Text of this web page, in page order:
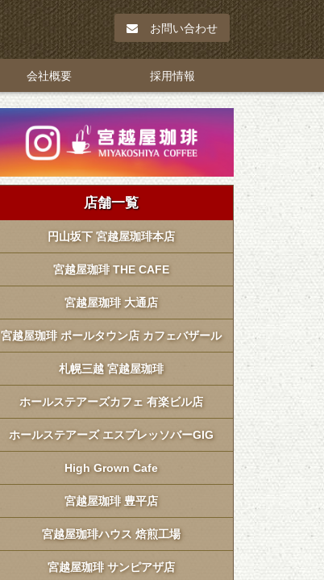
お問い合わせ
会社概要 採用情報
店舗一覧
円山坂下 宮越屋珈琲本店
宮越屋珈琲 THE CAFE
宮越屋珈琲 大通店
宮越屋珈琲 ポールタウン店 カフェバザール
札幌三越 宮越屋珈琲
ホールステアーズカフェ 有楽ビル店
ホールステアーズ エスプレッソバーGIG
High Grown Cafe
宮越屋珈琲 豊平店
宮越屋珈琲ハウス 焙煎工場
宮越屋珈琲 サンピアザ店